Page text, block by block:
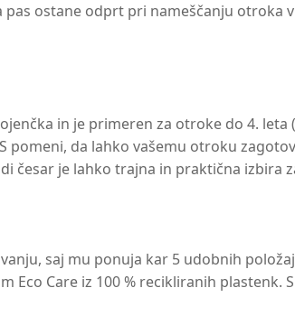
ostane odprt pri nameščanju otroka
in je primeren za otroke do 4.
pomeni, da lahko vašemu otroku
česar je lahko trajna in praktična izbira
saj mu ponuja kar 5 udobnih
Eco Care iz 100 % recikliranih